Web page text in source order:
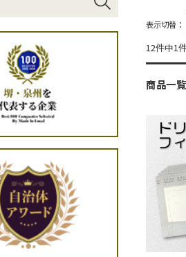
表示切替：
12件中1
商品一覧